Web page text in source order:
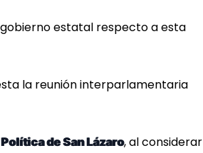
estatal respecto a esta
la reunión interparlamentaria
de San Lázaro, al considerar